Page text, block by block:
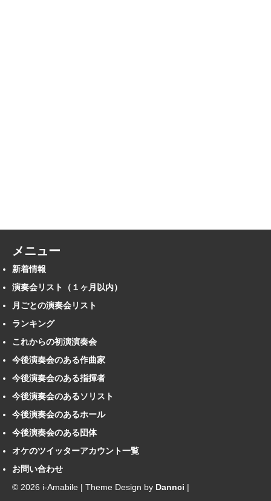
メニュー
新着情報
演奏会リスト（１ヶ月以内）
月ごとの演奏会リスト
ランキング
これからの初演演奏会
今後演奏会のある作曲家
今後演奏会のある指揮者
今後演奏会のあるソリスト
今後演奏会のあるホール
今後演奏会のある団体
オケのツイッターアカウント一覧
お問い合わせ
© 2026 i-Amabile | Theme Design by Dannci |